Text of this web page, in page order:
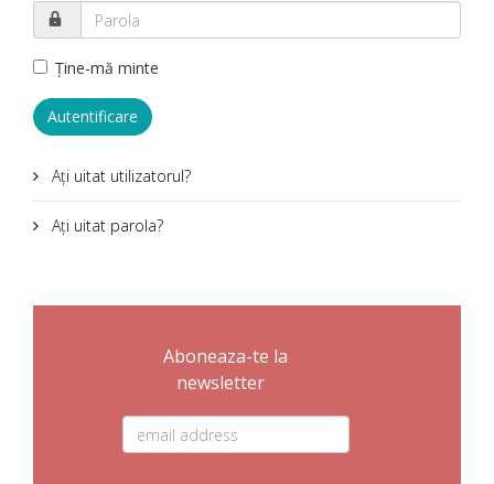
Ţine-mă minte
Autentificare
Aţi uitat utilizatorul?
Aţi uitat parola?
Aboneaza-te la
newsletter